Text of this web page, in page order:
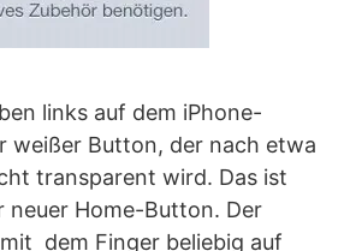
links auf dem iPhone-
weißer Button, der nach etwa
transparent wird. Das ist
Home-Button. Der
dem Finger beliebig auf